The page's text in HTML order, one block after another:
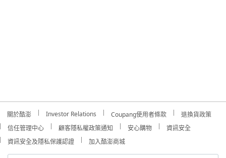
關於酷澎 Investor Relations Coupang使用者條款
退換貨政策
信任管理中心
顧客隱私權政策通知 安心購物
資訊安全
資訊安全及隱私保護認證
加入酷澎商城